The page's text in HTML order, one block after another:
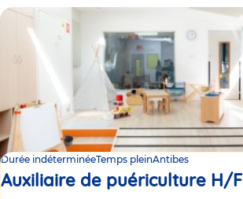
Durée indéterminéeTemps pleinAntibes
Auxiliaire de puériculture H/F